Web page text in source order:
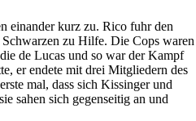
einander kurz zu. Rico fuhr den
zu Hilfe. Die Cops waren
de Lucas und so war der Kampf
er endete mit drei Mitgliedern des
mal, dass sich Kissinger und
sahen sich gegenseitig an und